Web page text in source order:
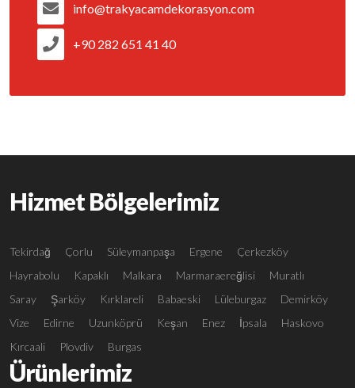
info@trakyacamdekorasyon.com
+90 282 651 41 40
Hizmet Bölgelerimiz
Tekirdağ Çorlu Süleymanpaşa Ergene
Çerkezköy
Hayrabolu
Kapaklı Malkara Marmaraereğlisi
Muratlı
Saray
Şarköy Kırklareli Babaeski Lüleburgaz
Demirköy
Vize
Edirne Uzunköprü Keşan Enez İpsala
Haskovo
Kırcaali
Plovdiv Burgas
Ürünlerimiz